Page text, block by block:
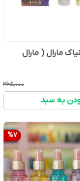
مارال ( مارال
۲۶۵٬۰۰۰
به سبد
%7